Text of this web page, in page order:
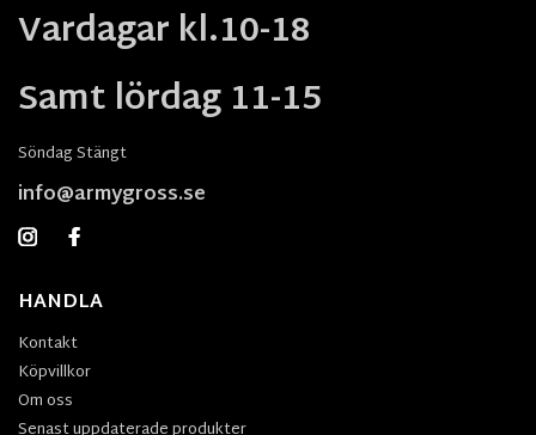
Vardagar kl.10-18
Samt lördag 11-15
Söndag Stängt
info@armygross.se
HANDLA
Kontakt
Köpvillkor
Om oss